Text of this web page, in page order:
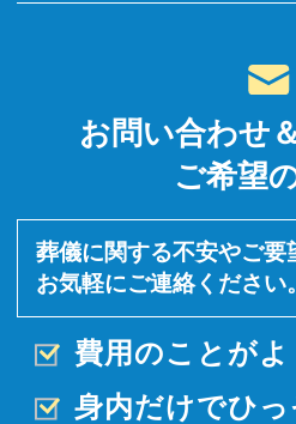
お問い合わせ
ご希望
葬儀に関する不安やご要
お気軽にご連絡ください。
費用のことが
身内だけでひっ